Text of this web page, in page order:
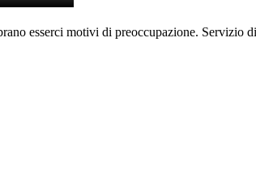
esserci motivi di preoccupazione. Servizio